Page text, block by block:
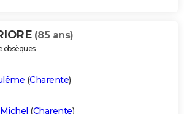
(85 ans)
obsèques
(Charente)
(Charente)